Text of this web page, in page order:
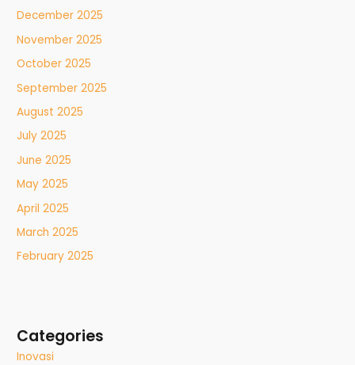
December 2025
November 2025
October 2025
September 2025
August 2025
July 2025
June 2025
May 2025
April 2025
March 2025
February 2025
Categories
Inovasi